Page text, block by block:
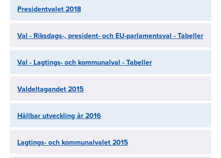
Presidentvalet 2018
Val - Riksdags-, president- och EU-parlamentsval - Tabeller
Val - Lagtings- och kommunalval - Tabeller
Valdeltagandet 2015
Hållbar utveckling år 2016
Lagtings- och kommunalvalet 2015